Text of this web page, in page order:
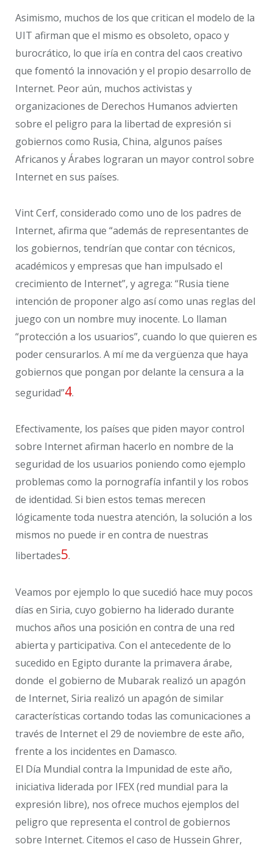
Asimismo, muchos de los que critican el modelo de la
UIT afirman que el mismo es obsoleto, opaco y
burocrático, lo que iría en contra del caos creativo
que fomentó la innovación y el propio desarrollo de
Internet. Peor aún, muchos activistas y
organizaciones de Derechos Humanos advierten
sobre el peligro para la libertad de expresión si
gobiernos como Rusia, China, algunos países
Africanos y Árabes lograran un mayor control sobre
Internet en sus países.
Vint Cerf, considerado como uno de los padres de
Internet, afirma que “además de representantes de
los gobiernos, tendrían que contar con técnicos,
académicos y empresas que han impulsado el
crecimiento de Internet”, y agrega: “Rusia tiene
intención de proponer algo así como unas reglas del
juego con un nombre muy inocente. Lo llaman
“protección a los usuarios”, cuando lo que quieren es
poder censurarlos. A mí me da vergüenza que haya
gobiernos que pongan por delante la censura a la
seguridad”4.
Efectivamente, los países que piden mayor control
sobre Internet afirman hacerlo en nombre de la
seguridad de los usuarios poniendo como ejemplo
problemas como la pornografía infantil y los robos
de identidad. Si bien estos temas merecen
lógicamente toda nuestra atención, la solución a los
mismos no puede ir en contra de nuestras
libertades5.
Veamos por ejemplo lo que sucedió hace muy pocos
días en Siria, cuyo gobierno ha liderado durante
muchos años una posición en contra de una red
abierta y participativa. Con el antecedente de lo
sucedido en Egipto durante la primavera árabe,
donde el gobierno de Mubarak realizó un apagón
de Internet, Siria realizó un apagón de similar
características cortando todas las comunicaciones a
través de Internet el 29 de noviembre de este año,
frente a los incidentes en Damasco.
El Día Mundial contra la Impunidad de este año,
iniciativa liderada por IFEX (red mundial para la
expresión libre), nos ofrece muchos ejemplos del
peligro que representa el control de gobiernos
sobre Internet. Citemos el caso de Hussein Ghrer,